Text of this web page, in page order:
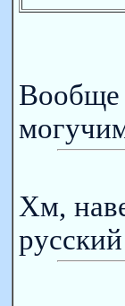
Вообще
Хм,